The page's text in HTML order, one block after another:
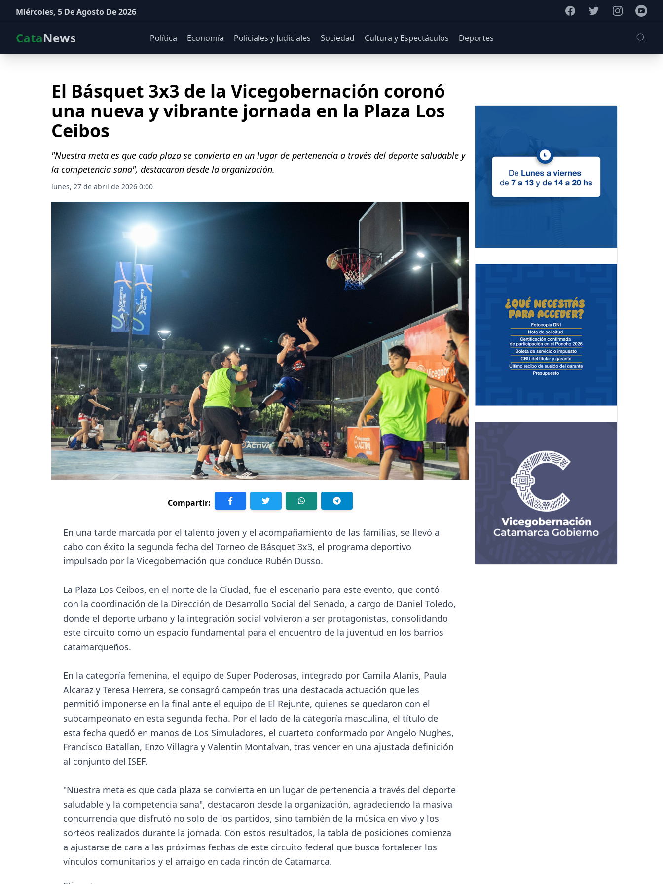
Miércoles, 5 De Agosto De 2026 FacebookTwitterInstagram
CataNews Política Economía Policiales y Judiciales Sociedad Cultura y Espectáculos Deportes
El Básquet 3x3 de la Vicegobernación coronó
una nueva y vibrante jornada en la Plaza Los
Ceibos
"Nuestra meta es que cada plaza se convierta en un lugar de pertenencia a través del deporte saludable y
la competencia sana", destacaron desde la organización.
lunes, 27 de abril de 2026 0:00
Compartir:
En una tarde marcada por el talento joven y el acompañamiento de las familias, se llevó a
cabo con éxito la segunda fecha del Torneo de Básquet 3x3, el programa deportivo
impulsado por la Vicegobernación que conduce Rubén Dusso.
La Plaza Los Ceibos, en el norte de la Ciudad, fue el escenario para este evento, que contó
con la coordinación de la Dirección de Desarrollo Social del Senado, a cargo de Daniel Toledo,
donde el deporte urbano y la integración social volvieron a ser protagonistas, consolidando
este circuito como un espacio fundamental para el encuentro de la juventud en los barrios
catamarqueños.
En la categoría femenina, el equipo de Super Poderosas, integrado por Camila Alanis, Paula
Alcaraz y Teresa Herrera, se consagró campeón tras una destacada actuación que les
permitió imponerse en la final ante el equipo de El Rejunte, quienes se quedaron con el
subcampeonato en esta segunda fecha. Por el lado de la categoría masculina, el título de
esta fecha quedó en manos de Los Simuladores, el cuarteto conformado por Angelo Nughes,
Francisco Batallan, Enzo Villagra y Valentin Montalvan, tras vencer en una ajustada definición
al conjunto del ISEF.
"Nuestra meta es que cada plaza se convierta en un lugar de pertenencia a través del deporte
saludable y la competencia sana", destacaron desde la organización, agradeciendo la masiva
concurrencia que disfrutó no solo de los partidos, sino también de la música en vivo y los
sorteos realizados durante la jornada. Con estos resultados, la tabla de posiciones comienza
a ajustarse de cara a las próximas fechas de este circuito federal que busca fortalecer los
vínculos comunitarios y el arraigo en cada rincón de Catamarca.